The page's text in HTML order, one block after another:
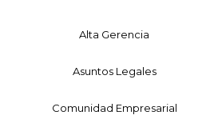
Alta Gerencia
Asuntos Legales
Comunidad Empresarial